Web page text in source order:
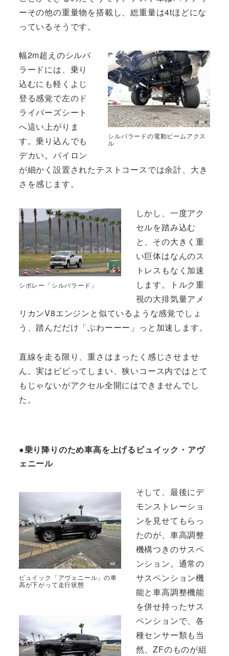
ーその他の重量物を搭載し、総重量は4tほどにな
っているそうです。
シルバラードの電動ビームアクス
ル
幅2m超えのシルバ
ラードには、乗り
込むにも軽くよじ
登る感覚で左のド
ライバーズシート
へ這い上がりま
す。乗り込んでも
デカい。パイロン
が細かく設置されたテストコースでは余計、大き
さを感じます。
シボレー「シルバラード」
しかし、一度アク
セルを踏み込む
と、その大きく重
い巨体はなんのス
トレスもなく加速
します。トルク重
視の大排気量アメ
リカンV8エンジンと似ているような感覚でしょ
う、踏んだだけ「ぶわーーー」っと加速します。
直線を走る限り、重さはまったく感じさせませ
ん。実はビビってしまい、狭いコース内ではとて
もじゃないがアクセル全開にはできませんでし
た。
●乗り降りのため車高を上げるビュイック・アヴ
ェニール
ビュイック「アヴェニール」の車
高が下がって走行状態
そして、最後にデ
モンストレーショ
ンを見せてもらっ
たのが、車高調整
機構つきのサスペ
ンション。通常の
サスペンション機
能と車高調整機能
を併せ持ったサス
ペンションで、各
種センサー類も当
然、ZFのものが組